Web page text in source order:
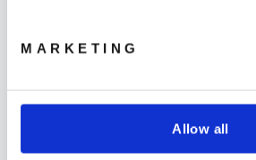
MARKETING
Allow all
LÄS MER